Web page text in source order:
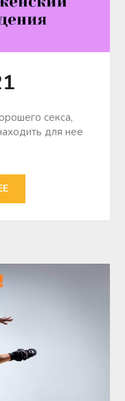
секса,
для нее